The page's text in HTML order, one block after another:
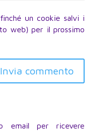
un cookie salvi i
web) per il prossimo
email per ricevere